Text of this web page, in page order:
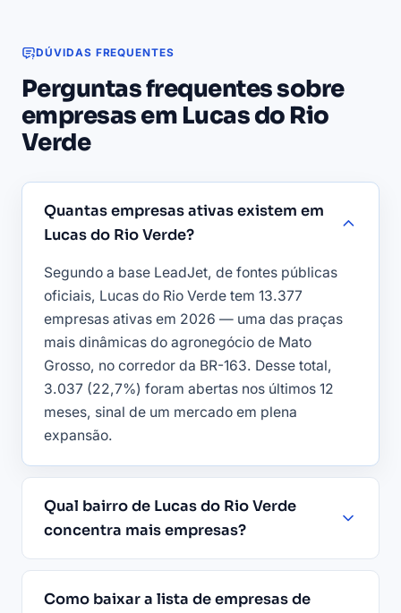
DÚVIDAS FREQUENTES
Perguntas frequentes sobre
empresas em Lucas do Rio
Verde
Quantas empresas ativas existem em
Lucas do Rio Verde?
Segundo a base LeadJet, de fontes públicas
oficiais, Lucas do Rio Verde tem 13.377
empresas ativas em 2026 — uma das praças
mais dinâmicas do agronegócio de Mato
Grosso, no corredor da BR-163. Desse total,
3.037 (22,7%) foram abertas nos últimos 12
meses, sinal de um mercado em plena
expansão.
Qual bairro de Lucas do Rio Verde
concentra mais empresas?
Como baixar a lista de empresas de